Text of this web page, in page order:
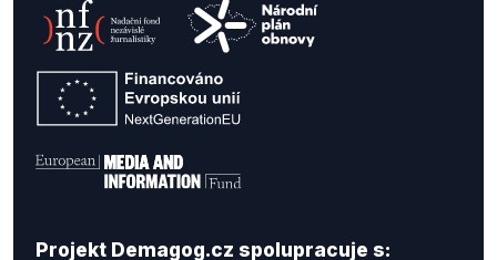
Projekt Demagog.cz spolupracuje s: